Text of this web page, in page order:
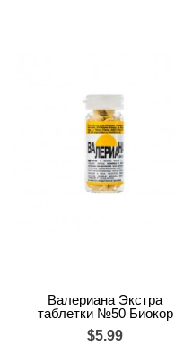
Валериана Экстра
таблетки №50 Биокор
$5.99